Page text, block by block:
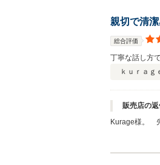
親切で清
総合評価
丁寧な話し方
ｋｕｒａｇ
販売店の
Kurage様。 先日は数ある